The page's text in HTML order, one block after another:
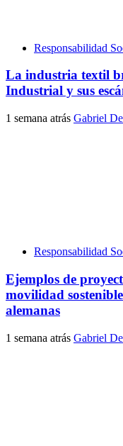
Responsabilidad
La industria textil
Industrial y sus
1 semana atrás Gabriel
Responsabilidad
Ejemplos de
movilidad
alemanas
1 semana atrás Gabriel